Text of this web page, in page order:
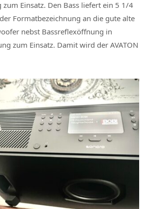
Einsatz. Den Bass liefert ein 5 1/4
Formatbezeichnung an die gute alte
nebst Bassreflexöffnung in
zum Einsatz. Damit wird der AVATON